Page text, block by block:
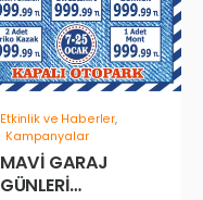
Etkinlik ve Haberler,
Kampanyalar
MAVİ GARAJ
GÜNLERİ